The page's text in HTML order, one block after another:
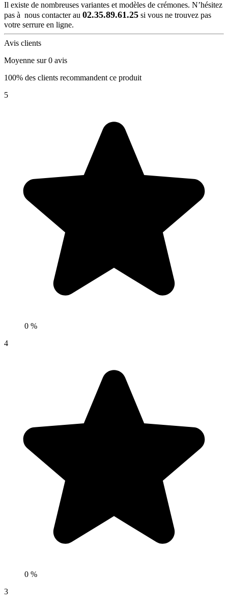
Il existe de nombreuses variantes et modèles de crémones. N’hésitez
pas à nous contacter au 02.35.89.61.25 si vous ne trouvez pas
votre serrure en ligne.
Avis clients
Moyenne sur 0 avis
100% des clients recommandent ce produit
5
0 %
4
0 %
3